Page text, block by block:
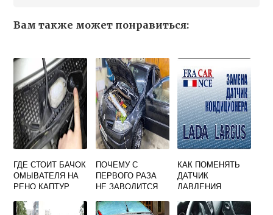
Вам также может понравиться:
ГДЕ СТОИТ БАЧОК
ОМЫВАТЕЛЯ НА
РЕНО КАПТУР
ПОЧЕМУ С
ПЕРВОГО РАЗА
НЕ ЗАВОДИТСЯ
КАК ПОМЕНЯТЬ
ДАТЧИК
ДАВЛЕНИЯ
НА РЕНО ЛОГАН